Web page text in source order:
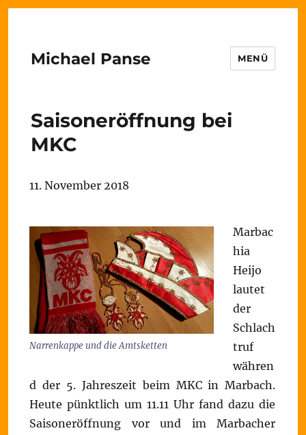
Michael Panse MENÜ
Saisoneröffnung bei
MKC
11. November 2018
Narrenkappe und die Amtsketten
Marbac
hia
Heijo
lautet
der
Schlach
truf
währen
d der 5. Jahreszeit beim MKC in Marbach.
Heute pünktlich um 11.11 Uhr fand dazu die
Saisoneröffnung vor und im Marbacher